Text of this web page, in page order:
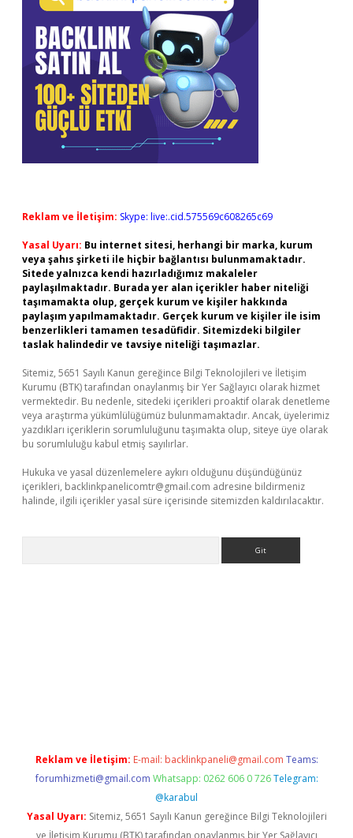
Reklam ve İletişim: Skype: live:.cid.575569c608265c69
Yasal Uyarı: Bu internet sitesi, herhangi bir marka, kurum
veya şahıs şirketi ile hiçbir bağlantısı bulunmamaktadır.
Sitede yalnızca kendi hazırladığımız makaleler
paylaşılmaktadır. Burada yer alan içerikler haber niteliği
taşımamakta olup, gerçek kurum ve kişiler hakkında
paylaşım yapılmamaktadır. Gerçek kurum ve kişiler ile isim
benzerlikleri tamamen tesadüfidir. Sitemizdeki bilgiler
taslak halindedir ve tavsiye niteliği taşımazlar.
Sitemiz, 5651 Sayılı Kanun gereğince Bilgi Teknolojileri ve İletişim
Kurumu (BTK) tarafından onaylanmış bir Yer Sağlayıcı olarak hizmet
vermektedir. Bu nedenle, sitedeki içerikleri proaktif olarak denetleme
veya araştırma yükümlülüğümüz bulunmamaktadır. Ancak, üyelerimiz
yazdıkları içeriklerin sorumluluğunu taşımakta olup, siteye üye olarak
bu sorumluluğu kabul etmiş sayılırlar.
Hukuka ve yasal düzenlemelere aykırı olduğunu düşündüğünüz
içerikleri, backlinkpanelicomtr@gmail.com adresine bildirmeniz
halinde, ilgili içerikler yasal süre içerisinde sitemizden kaldırılacaktır.
Reklam ve İletişim: E-mail: backlinkpaneli@gmail.com Teams:
forumhizmeti@gmail.com Whatsapp: 0262 606 0 726 Telegram:
@karabul
Yasal Uyarı: Sitemiz, 5651 Sayılı Kanun gereğince Bilgi Teknolojileri
ve İletişim Kurumu (BTK) tarafından onaylanmış bir Yer Sağlayıcı